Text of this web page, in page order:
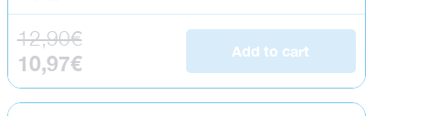
Regular price
12,90€
Sale price
10,97€
Add to cart